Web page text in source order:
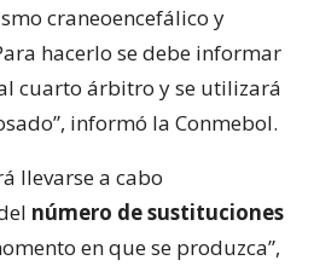
craneoencefálico y
hacerlo se debe informar
cuarto árbitro y se utilizará
informó la Conmebol.
llevarse a cabo
número de sustituciones
en que se produzca”,